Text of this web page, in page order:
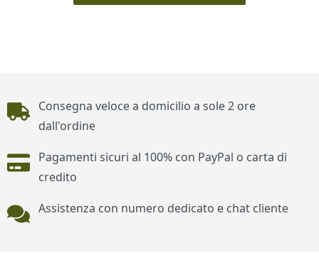
Piè di pagina
Consegna veloce a domicilio a sole 2 ore
dall'ordine
Pagamenti sicuri al 100% con PayPal o carta di
credito
Assistenza con numero dedicato e chat cliente